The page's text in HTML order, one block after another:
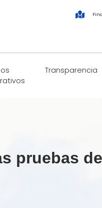
Transparencia
pruebas